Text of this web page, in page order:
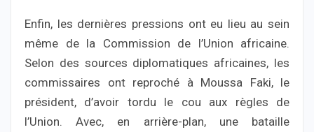
Enfin, les dernières pressions ont eu lieu au sein
même de la Commission de l’Union africaine.
Selon des sources diplomatiques africaines, les
commissaires ont reproché à Moussa Faki, le
président, d’avoir tordu le cou aux règles de
l’Union. Avec, en arrière-plan, une bataille